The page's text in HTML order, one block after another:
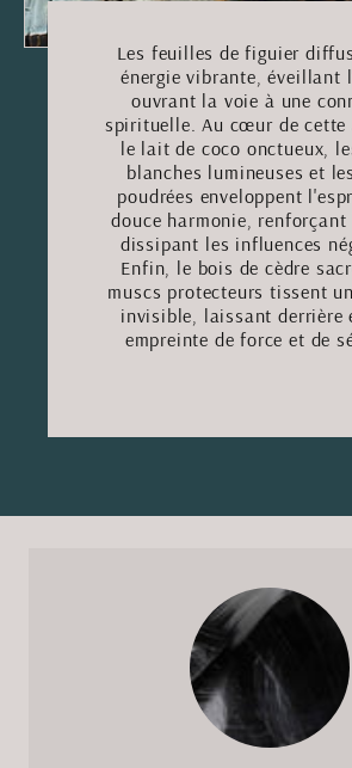
Les feuilles de figuier
énergie vibrante, éveillant
ouvrant la voie à une
spirituelle. Au cœur de cette
le lait de coco onctueux,
blanches lumineuses et
poudrées enveloppent
douce harmonie,
dissipant les influences
Enfin, le bois de cèdre
muscs protecteurs tissent
invisible, laissant derrière
empreinte de force et de